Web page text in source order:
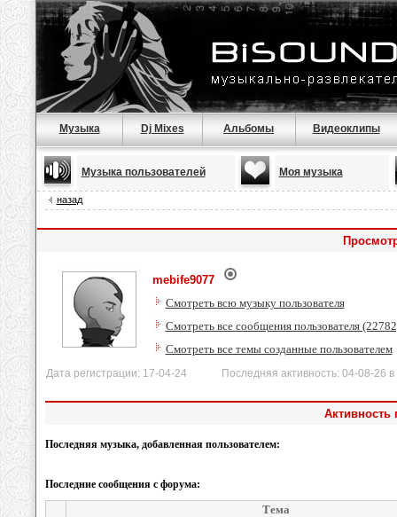
Музыка Dj Mixes Альбомы Видеоклипы
Музыка пользователей Моя музыка
назад
mebife9077
Смотреть всю музыку пользователя
Смотреть все сообщения пользователя
Смотреть все темы созданные пользователем
Дата регистрации: 17-04-24 Последняя активность: 04-08-26 в
Активность
Последняя музыка, добавленная пользователем:
Последние сообщения с форума:
Тема